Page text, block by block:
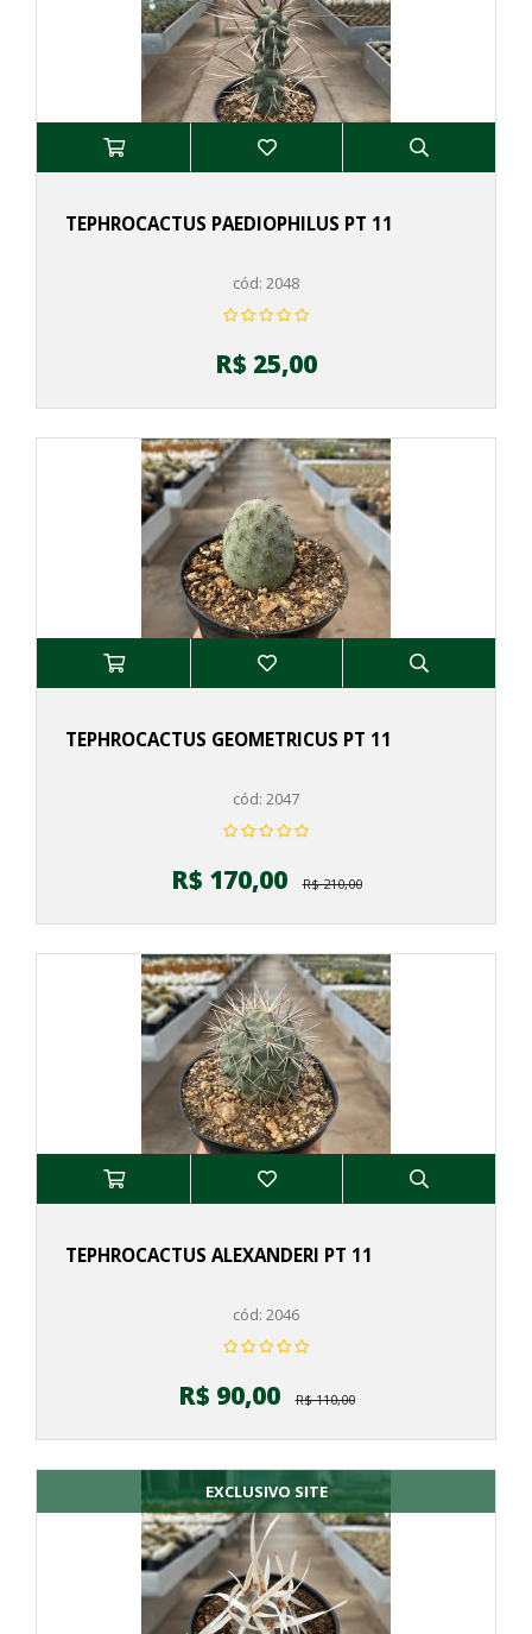
TEPHROCACTUS PAEDIOPHILUS PT 11
cód: 2048
R$ 25,00
TEPHROCACTUS GEOMETRICUS PT 11
cód: 2047
R$ 170,00 R$ 210,00
TEPHROCACTUS ALEXANDERI PT 11
cód: 2046
R$ 90,00 R$ 110,00
EXCLUSIVO SITE